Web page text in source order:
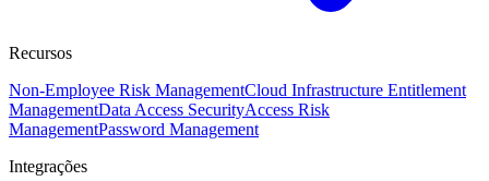
Recursos
Non-Employee Risk ManagementCloud Infrastructure Entitlement
ManagementData Access SecurityAccess Risk
ManagementPassword Management
Integrações